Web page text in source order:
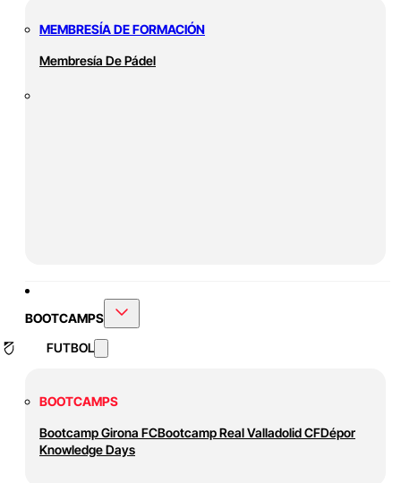
MEMBRESÍA DE FORMACIÓN
Membresía De Pádel
BOOTCAMPS
FUTBOL
BOOTCAMPS
Bootcamp Girona FCBootcamp Real Valladolid CFDépor
Knowledge Days